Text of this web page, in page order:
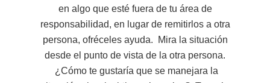
en algo que esté fuera de tu área de
responsabilidad, en lugar de remitirlos a otra
persona, ofréceles ayuda. Mira la situación
desde el punto de vista de la otra persona.
¿Cómo te gustaría que se manejara la